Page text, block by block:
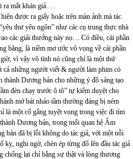
ra mắt khán giả…
được ra giấy hoặc trên màn ảnh mà tác
thư yêu ngôn” như các cụ trung thực nhà
các giải thưởng này nọ… Có điều, cái phần
băng, là niềm mơ ước vô vọng về cái phần
vì vậy vô tình nó cũng chỉ là một thứ
những người viết & người làm phim có
Dương bản cho những ý đồ sáng tạo
đèn chạy trước ô tô” tự kiểm duyệt cho
mớ bát nháo tầm thường đáng bị ném
là một cố gắng tuyệt vọng trong việc đi tìm
Dương bản, trong mối quan hệ Âm
bản đã bị lỗi không do tác giả, với một nỗi
kỵ, nghi ngờ, chèn ép từng đổ lên đầu tác giả
chống lại chỉ bằng sự thật và lòng thương